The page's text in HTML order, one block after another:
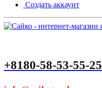
Создать аккаунт
+8180-58-53-55-25